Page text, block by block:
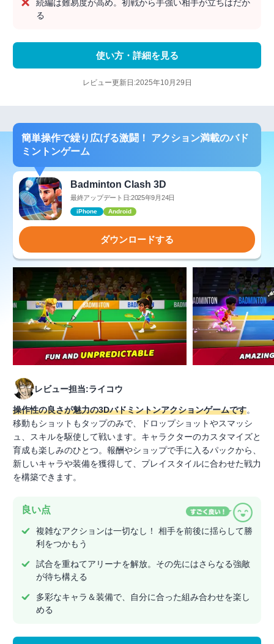
続編は難易度が高め。初戦から手強い相手が立ちはだか
る
使い方・詳細を見る
レビュー更新日:2025年10月29日
簡単操作で繰り広げる激闘！ アクション満載のバド
ミントンゲーム
Badminton Clash 3D
最終アップデート日:2025年9月24日
iPhone Android
ダウンロードする
レビュー担当:ライコウ
操作性の良さが魅力の3Dバドミントンアクションゲームです。
移動もショットもタップのみで、ドロップショットやスマッシ
ュ、スキルを駆使して戦います。キャラクターのカスタマイズと
育成も楽しみのひとつ。報酬やショップで手に入るパックから、
新しいキャラや装備を獲得して、プレイスタイルに合わせた戦力
を構築できます。
良い点
複雑なアクションは一切なし！ 相手を前後に揺らして勝
利をつかもう
試合を重ねてアリーナを解放。その先にはさらなる強敵
が待ち構える
多彩なキャラ＆装備で、自分に合った組み合わせを楽し
める